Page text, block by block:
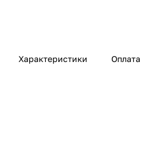
Характеристики Оплата